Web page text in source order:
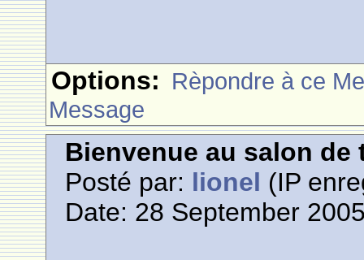
Options: Rèpondre à ce
Message
Bienvenue au salon de
Posté par: lionel (IP
Date: 28 September